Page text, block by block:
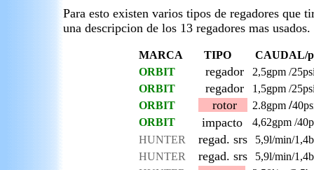
Para esto existen varios tipos de regadores que
una descripcion de los 13 regadores mas usados.
MARCA TIPO
CAUDAL/p
ORBIT
regador
2,5gpm /
ORBIT
regador
1,5gpm /
ORBIT
rotor 2.8gpm /
ORBIT
impacto
4,62gpm /
HUNTER
regad. srs
5,9l/min/
HUNTER
regad. srs
5,9l/min/